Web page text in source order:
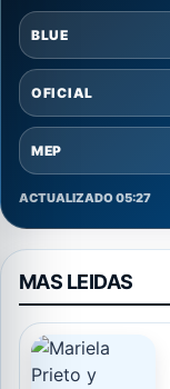
BLUE
OFICIAL
MEP
ACTUALIZADO 05:27
MAS LEIDAS